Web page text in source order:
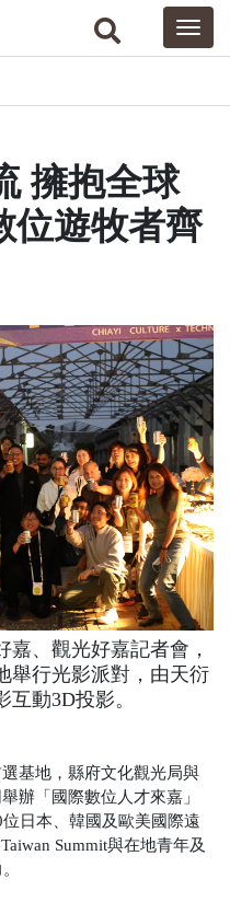
擁抱全球
位遊牧者齊
嘉、觀光好嘉記者會，
舉行光影派對，由天衍
動3D投影。
基地，縣府文化觀光局與
辦「國際數位人才來嘉」
日本、韓國及歐美國際遠
Summit與在地青年及